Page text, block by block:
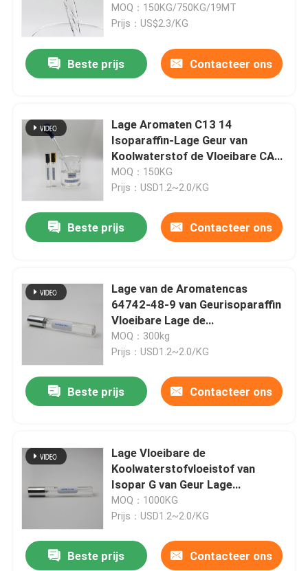
MOQ：150KG/750KG/19MT
Prijs：US$2.3/KG
Beste prijs Contacteer ons
Lage Aromaten C13 14
Isoparaffin-Lage Geur van
Koolwaterstof de Vloeibare CAS
90622-58-5
MOQ：150KG
Prijs：USD1.2~2.0/KG
Beste prijs Contacteer ons
Lage van de Aromatencas
64742-48-9 van Geurisoparaffin
Vloeibare Lage de
Koolwaterstofvloeistof
MOQ：300kg
Prijs：USD1.2~2.0/KG
Beste prijs Contacteer ons
Lage Vloeibare de
Koolwaterstofvloeistof van
Isopar G van Geur Lage
Aromaten voor Persoonlijke
Industrieel
MOQ：1000KG
Prijs：USD1.2~2.0/KG
Beste prijs Contacteer ons